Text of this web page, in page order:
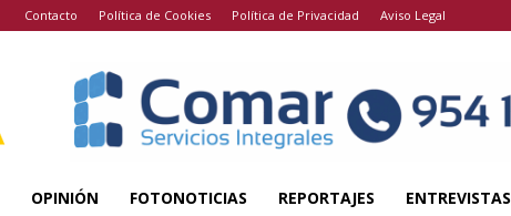
Contacto Política de Cookies Política de Privacidad Aviso Legal
OPINIÓN FOTONOTICIAS REPORTAJES ENTREVISTAS